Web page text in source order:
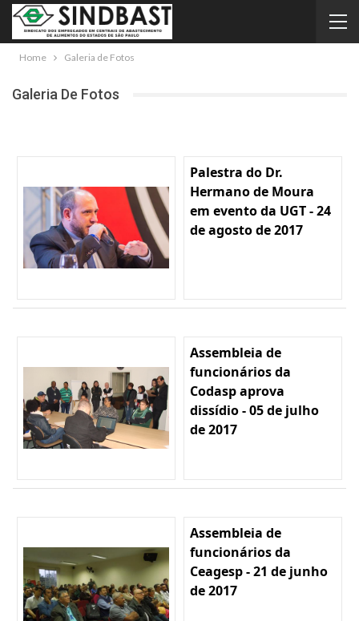
Home Galeria de Fotos
Galeria De Fotos
Palestra do Dr.
Hermano de Moura
em evento da UGT - 24
de agosto de 2017
Assembleia de
funcionários da
Codasp aprova
dissídio - 05 de julho
de 2017
Assembleia de
funcionários da
Ceagesp - 21 de junho
de 2017